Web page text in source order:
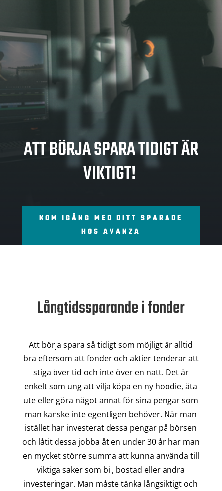
SPA
RA
ATT BÖRJA SPARA TIDIGT ÄR
VIKTIGT!
KOM IGÅNG MED DITT SPARADE
HOS AVANZA
Långtidssparande i fonder
Att börja spara så tidigt som möjligt är alltid
bra eftersom att fonder och aktier tenderar att
stiga över tid och inte över en natt. Det är
enkelt som ung att vilja köpa en ny hoodie, äta
ute eller göra något annat för sina pengar som
man kanske inte egentligen behöver. När man
istället har investerat dessa pengar på börsen
och låtit dessa jobba åt en under 30 år har man
en mycket större summa att kunna använda till
viktiga saker som bil, bostad eller andra
investeringar. Man måste tänka långsiktigt och